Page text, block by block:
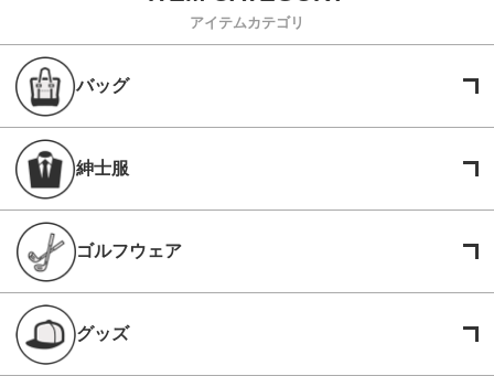
アイテムカテゴリ
バッグ
紳士服
ゴルフウェア
グッズ